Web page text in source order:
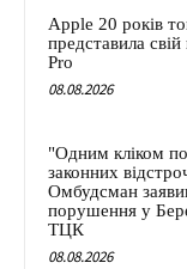
Apple 20 років
представила
Pro
08.08.2026
"Одним кліком
законних
Омбудсман
порушення у
ТЦК
08.08.2026